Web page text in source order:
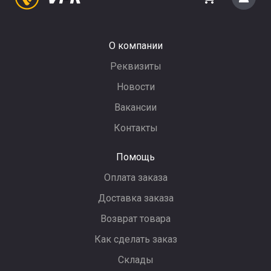
О компании
Реквизиты
Новости
Вакансии
Контакты
Помощь
Оплата заказа
Доставка заказа
Возврат товара
Как сделать заказ
Склады